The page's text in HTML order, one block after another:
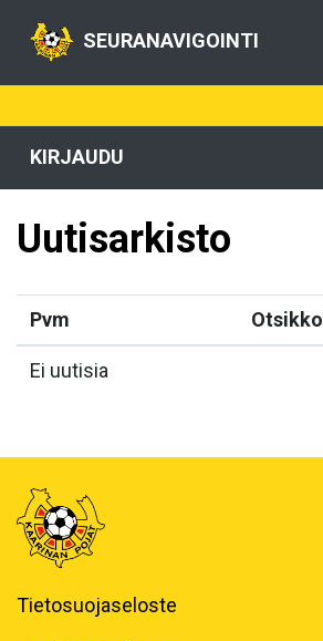
SEURANAVIGOINTI
KIRJAUDU
Uutisarkisto
Pvm Otsikko
Ei uutisia
Tietosuojaseloste